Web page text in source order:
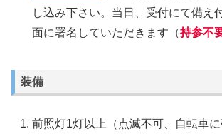
し込み下さい。当日、受付にて備え
面に署名していただきます（持参不
装備
前照灯1灯以上（点滅不可、自転車